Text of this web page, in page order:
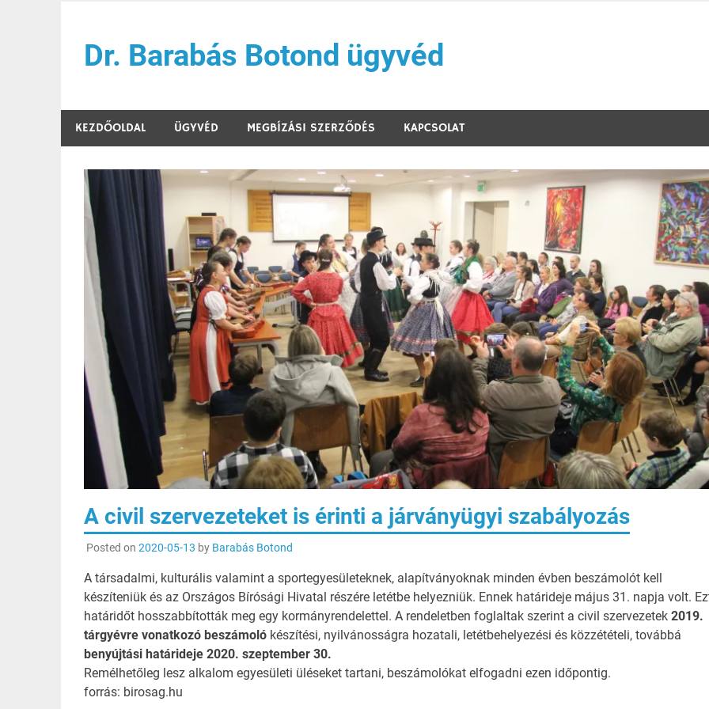
contentDr. Barabás Botond ügyvéd
KEZDŐOLDAL ÜGYVÉD MEGBÍZÁSI SZERZŐDÉS KAPCSOLAT
A civil szervezeteket is érinti a járványügyi szabályozás
Posted on 2020-05-13 by Barabás Botond
A társadalmi, kulturális valamint a sportegyesületeknek, alapítványoknak minden évben beszámolót kell
készíteniük és az Országos Bírósági Hivatal részére letétbe helyezniük. Ennek határideje május 31. napja volt.
határidőt hosszabbították meg egy kormányrendelettel. A rendeletben foglaltak szerint a civil szervezetek 2019.
tárgyévre vonatkozó beszámolókészítési, nyilvánosságra hozatali, letétbehelyezési és közzétételi, továbbá
benyújtási határideje 2020. szeptember 30.
Remélhetőleg lesz alkalom egyesületi üléseket tartani, beszámolókat elfogadni ezen időpontig.
forrás: birosag.hu